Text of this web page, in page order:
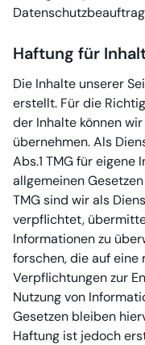
Haftung für
Die Inhalte unserer
erstellt. Für die
der Inhalte können
übernehmen. Als
Abs.1 TMG für eigene
allgemeinen
TMG sind wir als
verpflichtet,
Informationen zu
forschen, die auf
Verpflichtungen zur
Nutzung von
Gesetzen bleiben
Haftung ist jedoch